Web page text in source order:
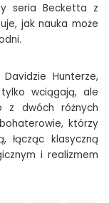
seria Becketta z
jak nauka może
Hunterze,
wciągają, ale
z dwóch różnych
którzy
łącząc klasyczną
i realizmem